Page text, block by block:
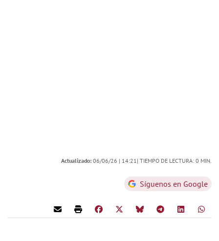
Actualizado: 06/06/26 | 14:21 | TIEMPO DE LECTURA: 0 MIN.
Síguenos en Google